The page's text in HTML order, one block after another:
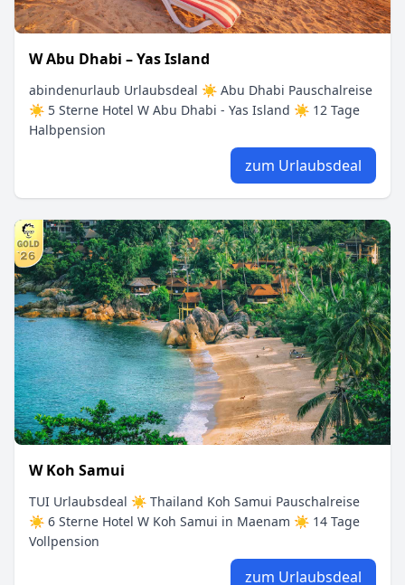
W Abu Dhabi – Yas Island
abindenurlaub Urlaubsdeal ☀ Abu Dhabi Pauschalreise
☀ 5 Sterne Hotel W Abu Dhabi - Yas Island ☀ 12 Tage
Halbpension
zum Urlaubsdeal
W Koh Samui
TUI Urlaubsdeal ☀ Thailand Koh Samui Pauschalreise
☀ 6 Sterne Hotel W Koh Samui in Maenam ☀ 14 Tage
Vollpension
zum Urlaubsdeal